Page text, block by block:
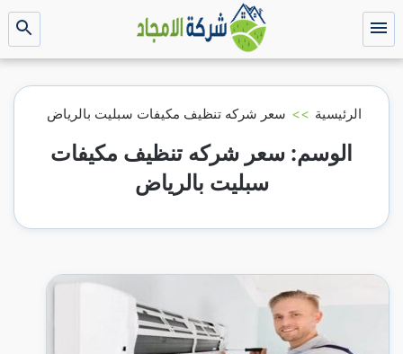
التجاوز
إلى القائمة
بحث
عن
الرئيسية >> سعر شركه تنظيف مكيفات سبليت بالرياض
الوسم: سعر شركه تنظيف مكيفات
سبليت بالرياض